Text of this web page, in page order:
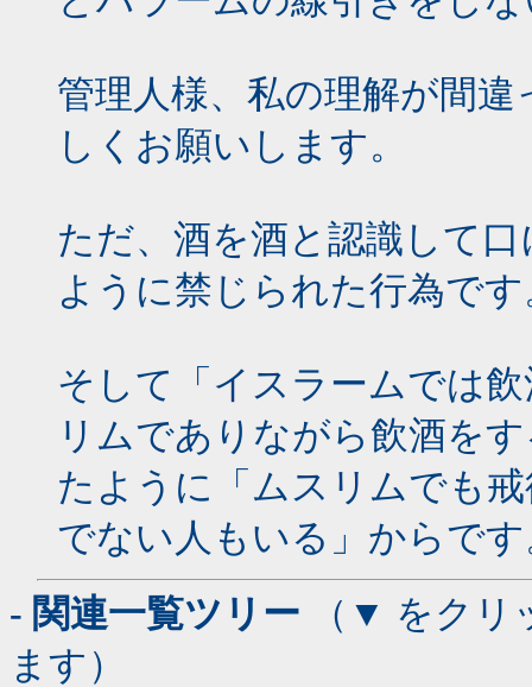
管理人様、私の理解が間
しくお願いします。
ただ、酒を酒と認識して
ように禁じられた行為です
そして「イスラームでは
リムでありながら飲酒を
たように「ムスリムでも
でない人もいる」からで
- 関連一覧ツリー （▼ をクリ
ます）